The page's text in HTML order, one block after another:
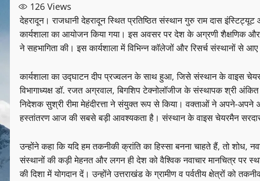
126 Views
देहरादून। राजधानी देहरादून स्थित प्रतिष्ठित संस्थान गुरु राम दास
कार्यशाला का आयोजन किया गया। इस अवसर पर देश के अग्रणी शैक्षणिक
ने सहभागिता की। इस कार्यशाला में विभिन्न कॉलेजों और रिसर्च संस्थानों से
कार्यशाला का उद्घाटन दीप प्रज्वलन के साथ हुआ, जिसे संस्थान के वाइस
विभागाध्यक्ष डॉ. रजत अग्रवाल, बिगशिप टेक्नोलॉजीज के संस्थापक श्री
निदेशक सुश्री रीमा मेहंदीरत्ता ने संयुक्त रूप से किया। वक्ताओं ने अपने-अपने
हस्तांतरण आज की सबसे बड़ी आवश्यकता है। संस्थान के वाइस चेयरमैन
उन्होंने कहा कि यदि हम तकनीकी क्रांति का हिस्सा बनना चाहते हैं, तो शोध,
संस्थानों की कड़ी मेहनत और लगन ही देश को वैश्विक नवाचार मानचित्र पर
की दिशा में योगदान दें। उन्होंने उत्तराखंड के ग्रामीण व पर्वतीय क्षेत्रों को